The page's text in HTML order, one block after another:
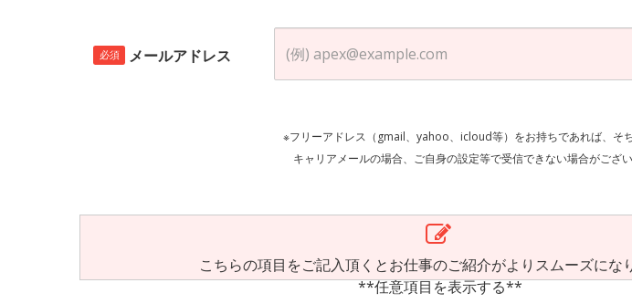
必須 メールアドレス
※フリーアドレス（gmail、yahoo、icloud等）をお持ちであれば、そち
キャリアメールの場合、ご自身の設定等で受信できない場合がございま
こちらの項目をご記入頂くとお仕事のご紹介がよりスムーズにな
**任意項目を表示する**